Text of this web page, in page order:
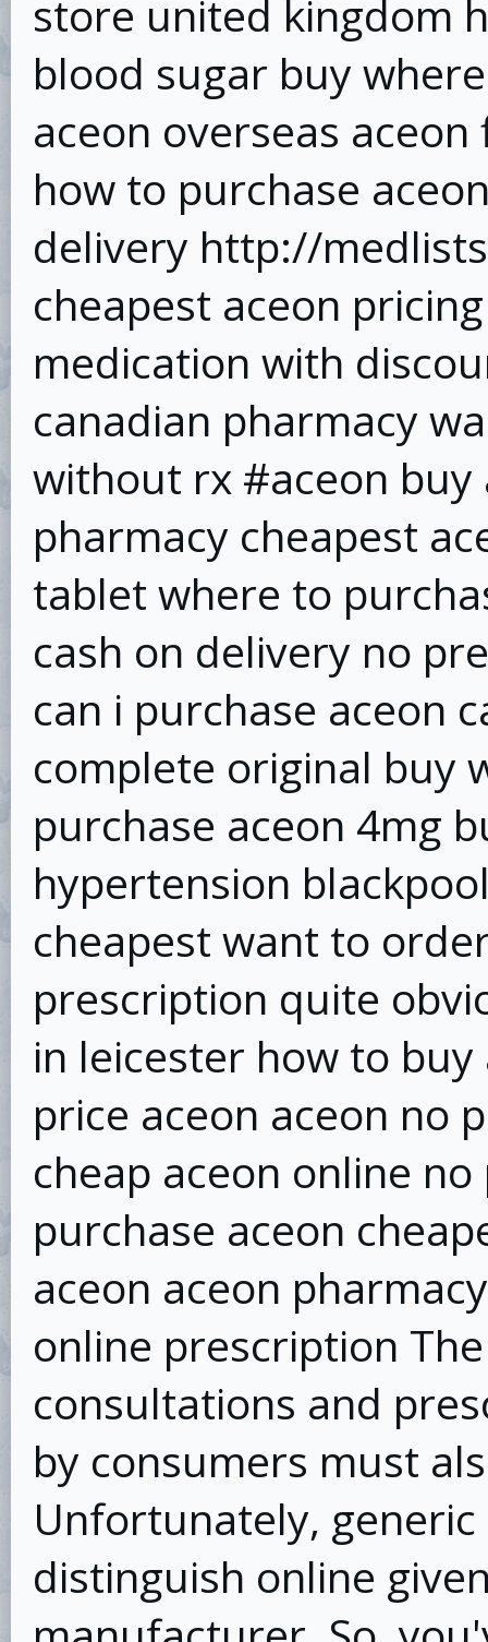
store united kingdom
blood sugar buy
aceon overseas
how to purchase
delivery http://
cheapest aceon
medication with
canadian pharmacy
without rx #aceon buy
pharmacy cheapest
tablet where to
cash on delivery no
can i purchase aceon
complete original buy
purchase aceon 4mg
hypertension
cheapest want to
prescription quite
in leicester how to
price aceon aceon no
cheap aceon online
purchase aceon
aceon aceon
online prescription
consultations and
by consumers must
Unfortunately,
distinguish online